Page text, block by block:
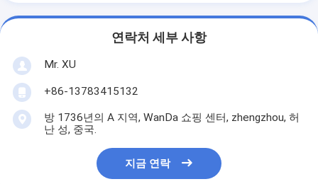
연락처 세부 사항
Mr. XU
+86-13783415132
방 1736년의 A 지역, WanDa 쇼핑 센터, zhengzhou, 허
난 성, 중국.
지금 연락